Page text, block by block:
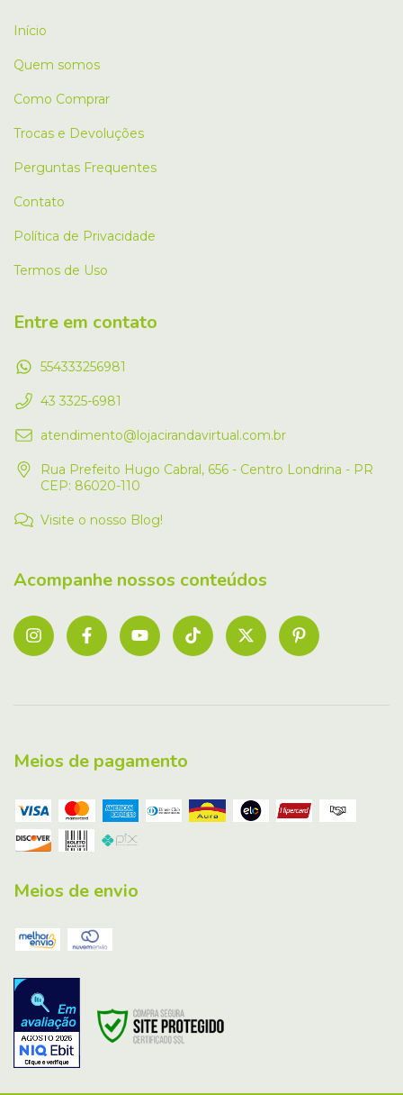
Início
Quem somos
Como Comprar
Trocas e Devoluções
Perguntas Frequentes
Contato
Política de Privacidade
Termos de Uso
Entre em contato
554333256981
43 3325-6981
atendimento@lojacirandavirtual.com.br
Rua Prefeito Hugo Cabral, 656 - Centro Londrina - PR
CEP: 86020-110
Visite o nosso Blog!
Acompanhe nossos conteúdos
Meios de pagamento
Meios de envio